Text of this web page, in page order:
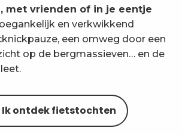
met vrienden of in je eentje
en verkwikkend
een omweg door een
op de bergmassieven… en de
Ik ontdek fietstochten